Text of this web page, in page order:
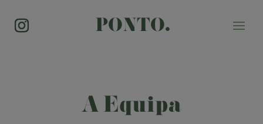
PONTO.
A Equipa